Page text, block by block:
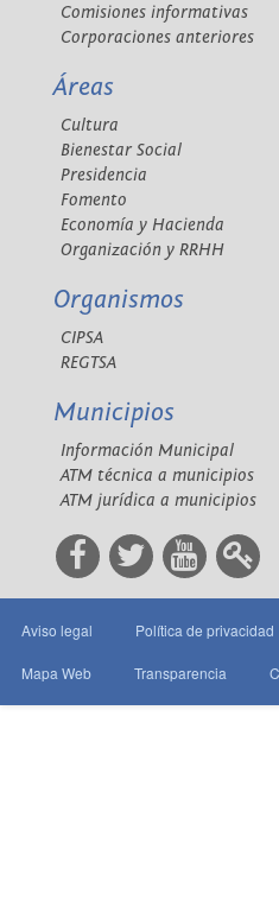
Comisiones informativas
Corporaciones anteriores
Áreas
Cultura
Bienestar Social
Presidencia
Fomento
Economía y Hacienda
Organización y RRHH
Organismos
CIPSA
REGTSA
Municipios
Información Municipal
ATM técnica a municipios
ATM jurídica a municipios
Aviso legal Política de privacidad
Mapa Web Transparencia